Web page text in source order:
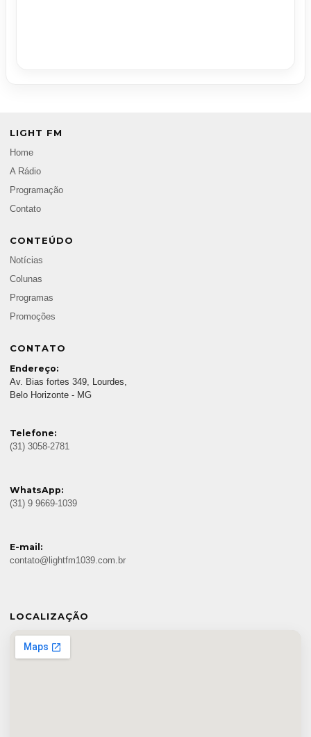
LIGHT FM
Home
A Rádio
Programação
Contato
CONTEÚDO
Notícias
Colunas
Programas
Promoções
CONTATO
Endereço:
Av. Bias fortes 349, Lourdes,
Belo Horizonte - MG
Telefone:
(31) 3058-2781
WhatsApp:
(31) 9 9669-1039
E-mail:
contato@lightfm1039.com.br
LOCALIZAÇÃO